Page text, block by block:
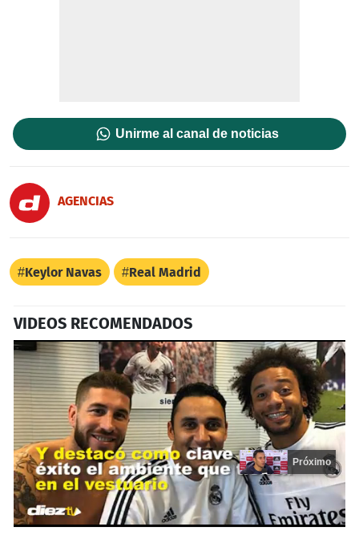
Unirme al canal de noticias
AGENCIAS
Keylor Navas Real Madrid
VIDEOS RECOMENDADOS
Próximo